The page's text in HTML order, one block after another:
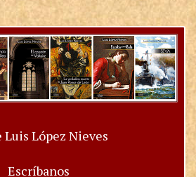
Luis López Nieves
Escríbanos